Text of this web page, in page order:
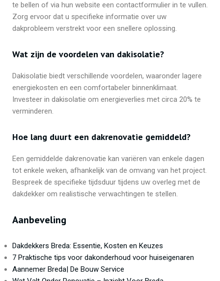
te bellen of via hun website een contactformulier in te vullen.
Zorg ervoor dat u specifieke informatie over uw
dakprobleem verstrekt voor een snellere oplossing.
Wat zijn de voordelen van dakisolatie?
Dakisolatie biedt verschillende voordelen, waaronder lagere
energiekosten en een comfortabeler binnenklimaat.
Investeer in dakisolatie om energieverlies met circa 20% te
verminderen.
Hoe lang duurt een dakrenovatie gemiddeld?
Een gemiddelde dakrenovatie kan variëren van enkele dagen
tot enkele weken, afhankelijk van de omvang van het project.
Bespreek de specifieke tijdsduur tijdens uw overleg met de
dakdekker om realistische verwachtingen te stellen.
Aanbeveling
Dakdekkers Breda: Essentie, Kosten en Keuzes
7 Praktische tips voor dakonderhoud voor huiseigenaren
Aannemer Breda| De Bouw Service